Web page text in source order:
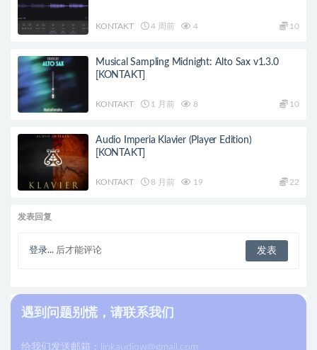
KONTAKT 4 周前 4 10
Musical Sampling Midnight: Alto Sax v1.3.0
[KONTAKT]
KONTAKT 1 月前 8 10
Audio Imperia Klavier (Player Edition)
[KONTAKT]
KONTAKT 8 月前 19 22
发表回复
登录... 后才能评论
遇到问题别慌，请联系我们
给我们发送邮箱： linkaudiow@gmail.com